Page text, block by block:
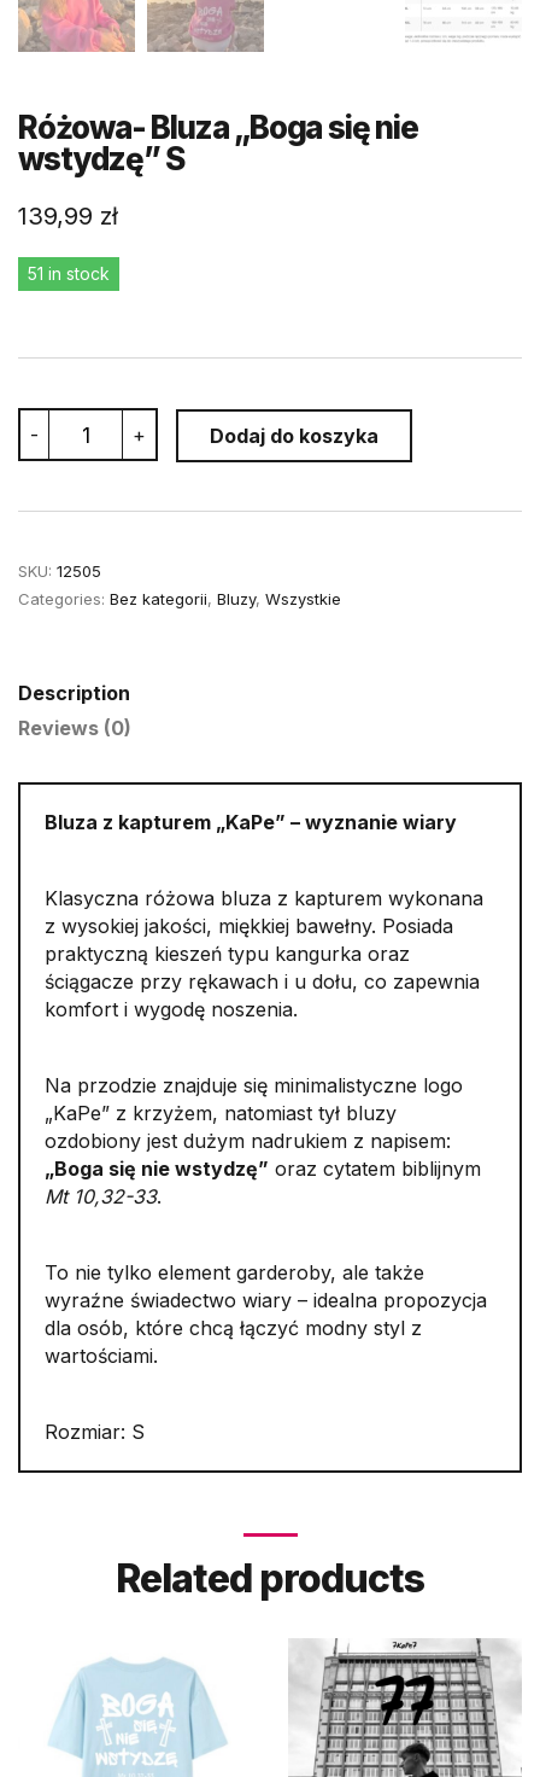
Różowa- Bluza „Boga się nie
wstydzę” S
139,99 zł
51 in stock
-
Bluza
"Boga
nie
S
quantity
+ Dodaj do koszyka
SKU: 12505
Categories: Bez kategorii, Bluzy, Wszystkie
Description
Reviews (0)
Bluza z kapturem „KaPe” – wyznanie wiary
Klasyczna różowa bluza z kapturem wykonana
z wysokiej jakości, miękkiej bawełny. Posiada
praktyczną kieszeń typu kangurka oraz
ściągacze przy rękawach i u dołu, co zapewnia
komfort i wygodę noszenia.
Na przodzie znajduje się minimalistyczne logo
„KaPe” z krzyżem, natomiast tył bluzy
ozdobiony jest dużym nadrukiem z napisem:
„Boga się nie wstydzę” oraz cytatem biblijnym
Mt 10,32-33.
To nie tylko element garderoby, ale także
wyraźne świadectwo wiary – idealna propozycja
dla osób, które chcą łączyć modny styl z
wartościami.
Rozmiar: S
Related products